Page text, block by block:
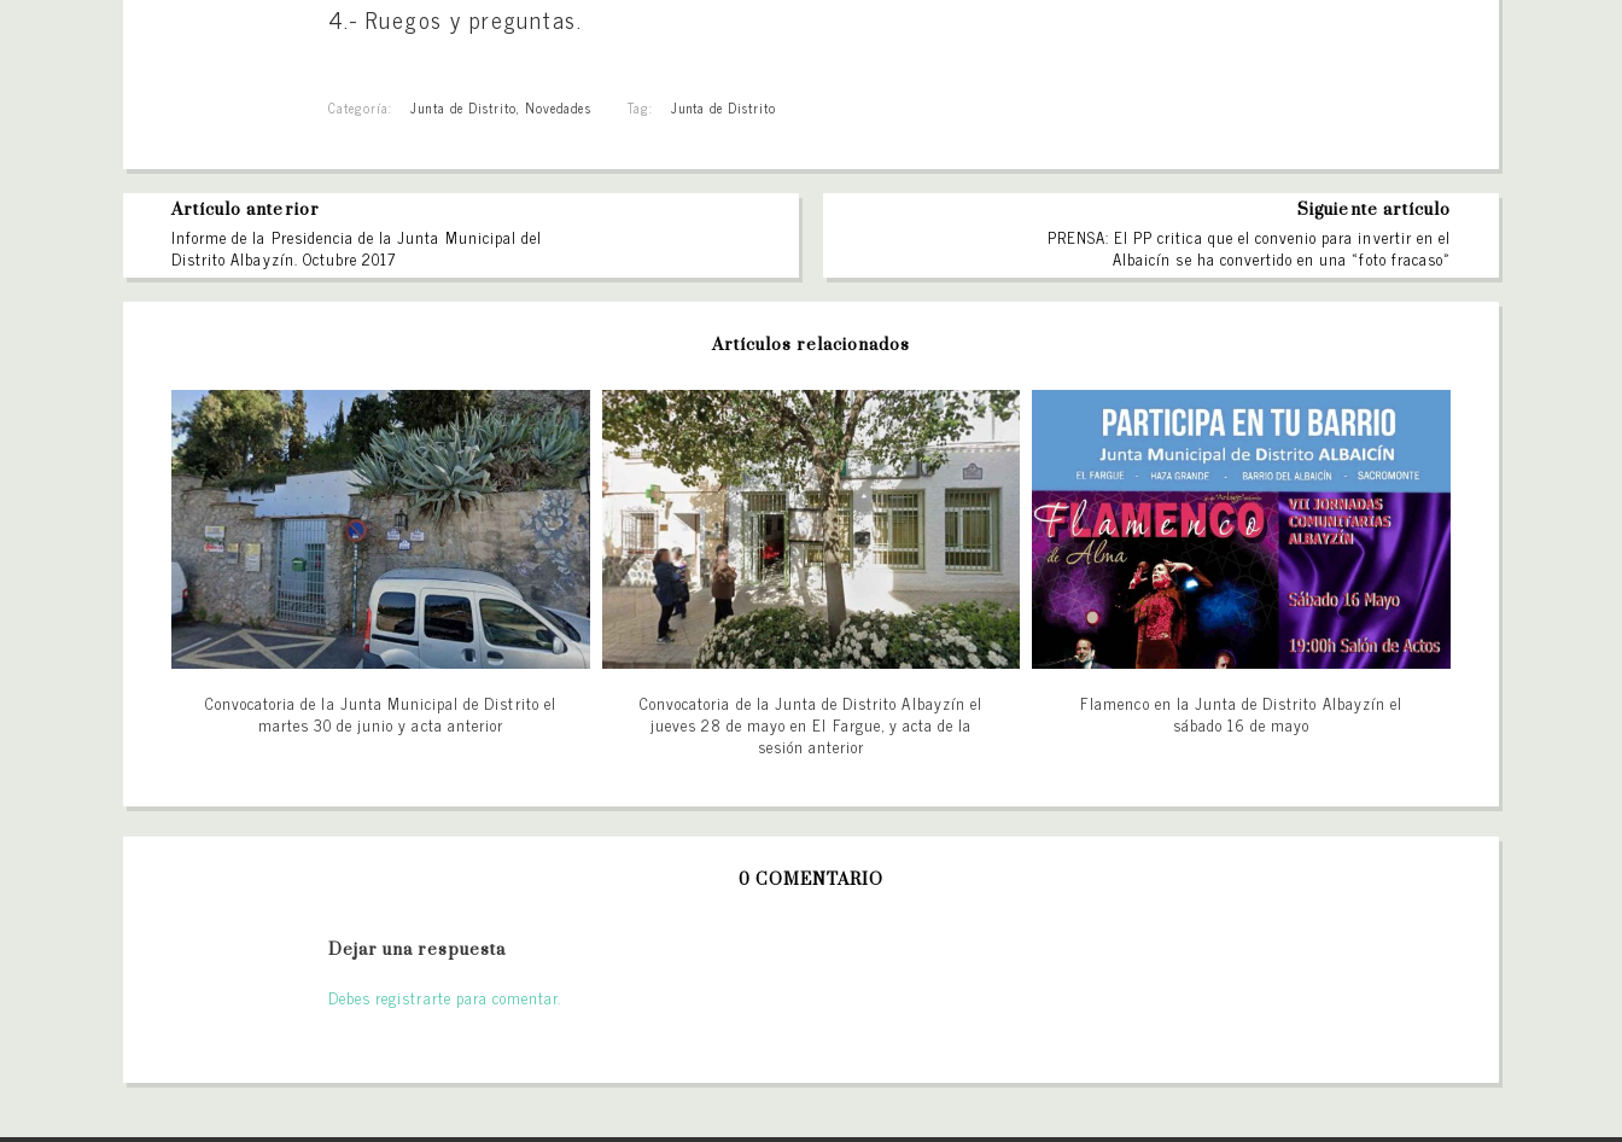
4.- Ruegos y preguntas.
Categoría: Junta de Distrito, Novedades Tag: Junta de Distrito
Artículo anterior
Informe de la Presidencia de la Junta Municipal del
Distrito Albayzín. Octubre 2017
Siguiente artículo
PRENSA: El PP critica que el convenio para invertir en el
Albaicín se ha convertido en una «foto fracaso»
Artículos relacionados
Convocatoria de la Junta Municipal de Distrito el
martes 30 de junio y acta anterior
Convocatoria de la Junta de Distrito Albayzín el
jueves 28 de mayo en El Fargue, y acta de la
sesión anterior
Flamenco en la Junta de Distrito Albayzín el
sábado 16 de mayo
0 COMENTARIO
Dejar una respuesta
Debes registrarte para comentar.